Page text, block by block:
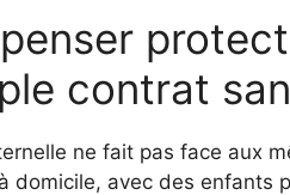
contrat
ne fait pas face aux
domicile, avec des enfants